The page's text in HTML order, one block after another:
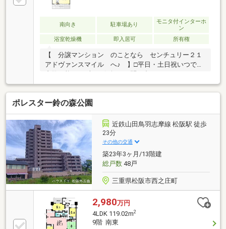
南向き 駐車場あり
モニタ付インターホ
ン
浴室乾燥機
即入居可 所有権
【 分譲マンション のことなら センチュリー２１
アドヴァンスマイル へ♪ 】□平日・土日祝いつでも
内覧可能！まずはお気軽にお問い合わせください□＼
当社おすすめポイント／◆紀勢本線「松阪」駅徒歩15
分！◆松阪の中心部で便利な立地♪◆家族みんながゆ
ったりくつろげる１8.7帖以上の広々ＬＤK！◆全居室
収納付き！◆ペット可（規約有）
ポレスター鈴の森公園
近鉄山田鳥羽志摩線 松阪駅 徒歩
23分
その他の交通
築23年3ヶ月/13階建
総戸数48戸
三重県松阪市西之庄町
2,980万円
4LDK 119.02m2
9階 南東